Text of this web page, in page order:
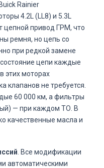
Buick Rainier
4.2L (LL8) и 5.3L
цепной привод ГРМ, что
ремня, но цепь со
при редкой замене
цепи каждые
этих моторах
клапанов не требуется.
60 000 км, а фильтры
— при каждом ТО. В
качественные масла и
. Все модификации
автоматическими